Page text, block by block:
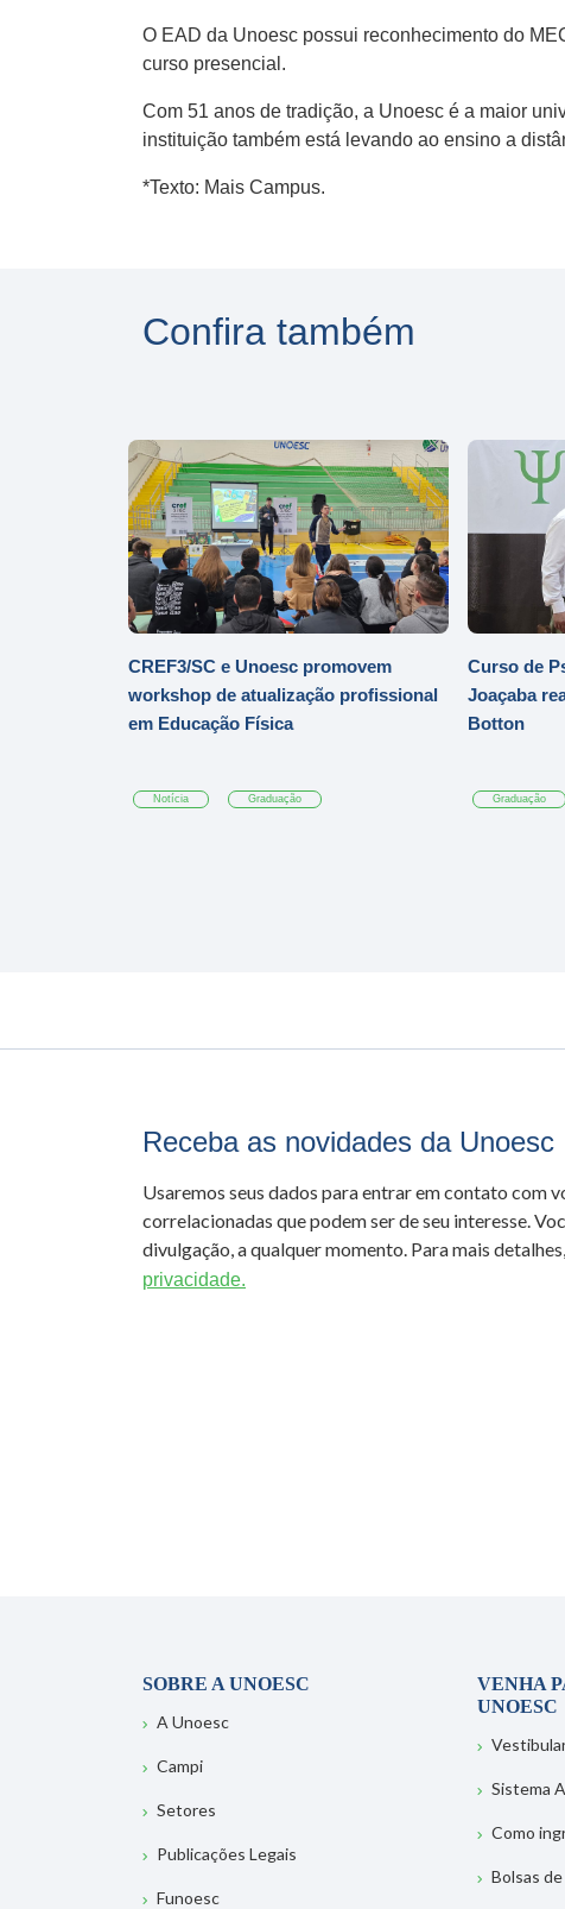
O EAD da Unoesc possui reconhecimento do
curso presencial.
Com 51 anos de tradição, a Unoesc é a maior
instituição também está levando ao ensino a
*Texto: Mais Campus.
Confira também
CREF3/SC e Unoesc promovem
workshop de atualização profissional
em Educação Física
Notícia Graduação
Curso de
Joaçaba
Botton
Graduação
Receba as novidades da Unoesc
Usaremos seus dados para entrar em contato com
correlacionadas que podem ser de seu interesse.
divulgação, a qualquer momento. Para mais
privacidade.
SOBRE A UNOESC
A Unoesc
Campi
Setores
Publicações Legais
Funoesc
VENHA
UNOESC
Sistema
Como
Bolsas